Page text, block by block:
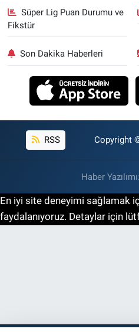
Süper Lig Puan Durumu ve
Fikstür
Son Dakika Haberleri
RSS Copyright
Haber Yazılımı:
En iyi site deneyimi sağlamak
faydalanıyoruz. Detaylar için